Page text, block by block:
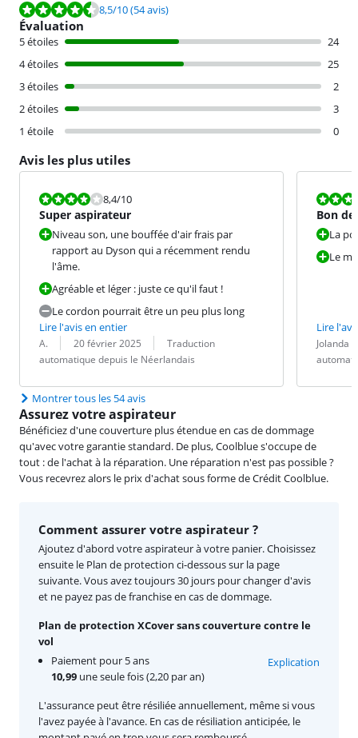
La note est de 8,5 sur 10, basée sur 54 avis.
8,5/10(54 avis)
Évaluation
5 étoiles
24
4 étoiles
25
3 étoiles
2
2 étoiles
3
1 étoile
0
Avis les plus utiles
La note est 8,4 sur 10.
8,4/10
Super aspirateur
Niveau son, une bouffée d'air frais par
rapport au Dyson qui a récemment rendu
l'âme.
Agréable et léger : juste ce qu'il faut !
Le cordon pourrait être un peu plus long
Lire l'avis en entier
Évaluation par :
A.
Date : 20 février 2025
Traduction :
Traduction
automatique depuis le Néerlandais
La note est
Bon
La
Le
Lire
Évaluation
Jolanda
Date :
Traduction :
Montrer tous les 54 avis
Assurez votre aspirateur
Bénéficiez d'une couverture plus étendue en cas de dommage
qu'avec votre garantie standard. De plus, Coolblue s'occupe de
tout : de l'achat à la réparation. Une réparation n'est pas possible ?
Vous recevrez alors le prix d'achat sous forme de Crédit Coolblue.
Comment assurer votre aspirateur ?
Ajoutez d'abord votre aspirateur à votre panier. Choisissez
ensuite le Plan de protection ci-dessous sur la page
suivante. Vous avez toujours 30 jours pour changer d'avis
et ne payez pas de franchise en cas de dommage.
Plan de protection XCover sans couverture contre le
vol
Paiement pour 5 ans
10,99 une seule fois (2,20 par an)
Explication
L'assurance peut être résiliée annuellement, même si vous
l'avez payée à l'avance. En cas de résiliation anticipée, le